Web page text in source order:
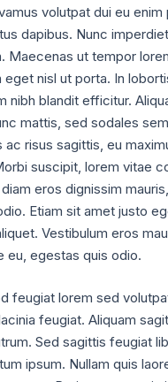
volutpat dui eu
dapibus. Nunc
Maecenas ut tempor
eget nisl ut porta. In
nibh blandit efficitur.
mattis, sed sodales
ac risus sagittis, eu
suscipit, lorem vitae
eros dignissim
Etiam sit amet justo
Vestibulum eros
eu, egestas quis odio.
feugiat lorem sed
feugiat. Aliquam
Sed sagittis feugiat
ipsum. Nullam quis